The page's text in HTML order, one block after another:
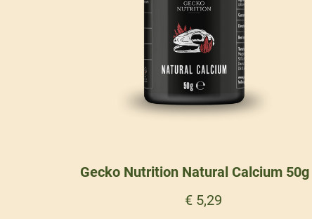
Gecko Nutrition Natural Calcium 50g
€ 5,29